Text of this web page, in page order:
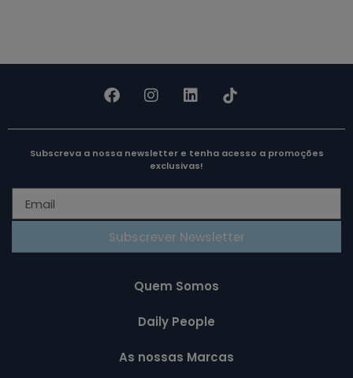
Subscreva a nossa newsletter e tenha acesso a promoções
exclusivas!
Subscrever Newsletter
Quem Somos
Daily People
As nossas Marcas